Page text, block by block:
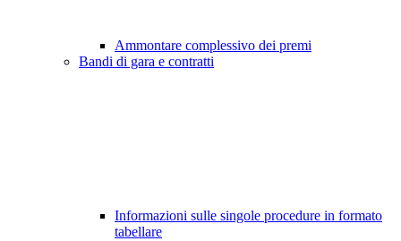
Ammontare complessivo dei premi
Bandi di gara e contratti
Informazioni sulle singole procedure in formato
tabellare